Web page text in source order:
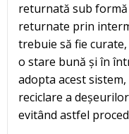
returnată sub formă
returnate prin
trebuie să fie
o stare bună și în
adopta acest
reciclare a
evitând astfel